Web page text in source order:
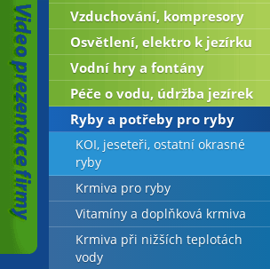
Vzduchování, kompresory
Osvětlení, elektro k jezírku
Vodní hry a fontány
Péče o vodu, údržba jezírek
Ryby a potřeby pro ryby
KOI, jeseteři, ostatní okrasné
ryby
Krmiva pro ryby
Vitamíny a doplňková krmiva
Krmiva při nižších teplotách
vody